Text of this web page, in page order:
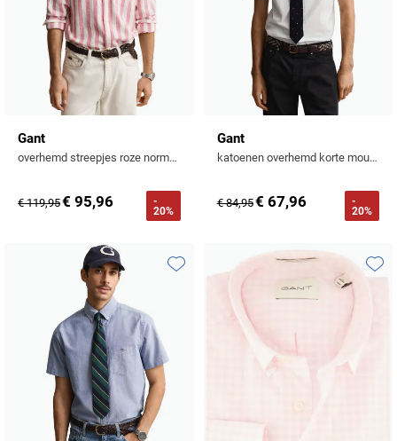
Gant
overhemd streepjes roze normale fit linnen
€ 119,95€ 95,96
-
20%
Gant
katoenen overhemd korte mouw effen wit normale fit
€ 84,95€ 67,96
-
20%
Toevoegen aan favorieten